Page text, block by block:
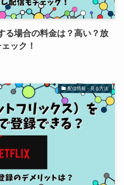
る場合の料金は？高い？放
ック！
配信情報・見る方法